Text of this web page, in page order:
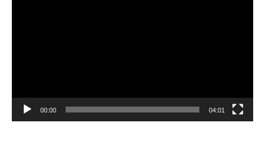
00:00 04:01